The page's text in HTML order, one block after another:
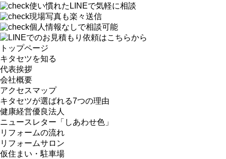
使い慣れたLINEで気軽に相談
現場写真も楽々送信
個人情報なしで相談可能
トップページ
キタセツを知る
代表挨拶
会社概要
アクセスマップ
キタセツが選ばれる7つの理由
健康経営優良法人
ニュースレター「しあわせ色」
リフォームの流れ
リフォームサロン
仮住まい・駐車場